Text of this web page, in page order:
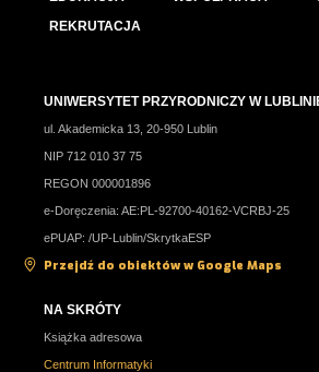
REKRUTACJA
UNIWERSYTET PRZYRODNICZY W
ul. Akademicka 13, 20-950 Lublin
NIP 712 010 37 75
REGON 000001896
e-Doręczenia: AE:PL-92700-40162-VCRBJ-25
ePUAP: /UP-Lublin/SkrytkaESP
Przejdź do obiektów w Google Maps
NA SKRÓTY
Książka adresowa
Centrum Informatyki